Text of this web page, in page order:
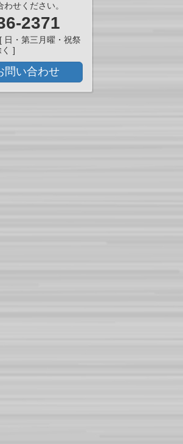
せください。
2371
・第三月曜・祝祭
く ]
問い合わせ